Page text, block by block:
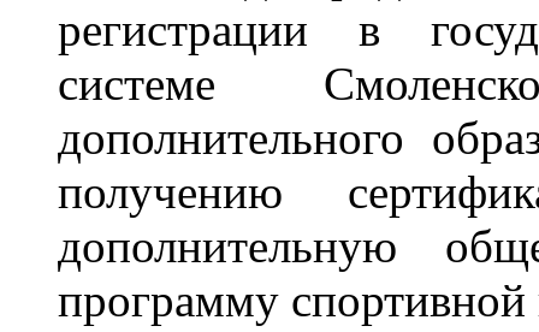
регистрации в
системе
дополнительного
получению
дополнительную
программу спортивной